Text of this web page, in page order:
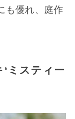
も優れ、庭作
ミスティー